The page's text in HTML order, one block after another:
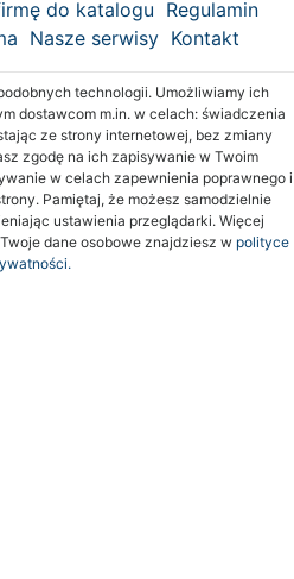
do katalogu Regulamin
Nasze serwisy Kontakt
technologii. Umożliwiamy ich
dostawcom m.in. w celach: świadczenia
ze strony internetowej, bez zmiany
zgodę na ich zapisywanie w Twoim
w celach zapewnienia poprawnego i
Pamiętaj, że możesz samodzielnie
ustawienia przeglądarki. Więcej
dane osobowe znajdziesz w polityce